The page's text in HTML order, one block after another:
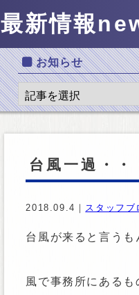
最新情報
お知らせ
台風一過・・
2018.09.4｜ スタッフブ
台風が来ると言うも
風で事務所にあるも